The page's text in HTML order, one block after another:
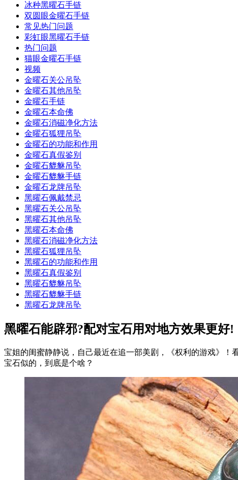
冰种黑曜石手链
双圆眼金曜石手链
常见热门问题
彩虹眼黑曜石手链
热门问题
猫眼金曜石手链
视频
金曜石关公吊坠
金曜石其他吊坠
金曜石手链
金曜石本命佛
金曜石消磁净化方法
金曜石狐狸吊坠
金曜石的功能和作用
金曜石真假鉴别
金曜石貔貅吊坠
金曜石貔貅手链
金曜石龙牌吊坠
黑曜石佩戴禁忌
黑曜石关公吊坠
黑曜石其他吊坠
黑曜石本命佛
黑曜石消磁净化方法
黑曜石狐狸吊坠
黑曜石的功能和作用
黑曜石真假鉴别
黑曜石貔貅吊坠
黑曜石貔貅手链
黑曜石龙牌吊坠
黑曜石能辟邪?配对宝石用对地方效果更好!
宝姐的闺蜜静静说，自己最近在追一部美剧，《权利的游戏》！
宝石似的，到底是个啥？